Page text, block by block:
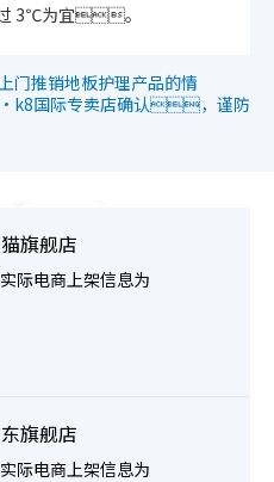
3℃为宜。
推销地板护理产品的情
国际专卖店确认，谨防
旗舰店
际电商上架信息为
旗舰店
际电商上架信息为